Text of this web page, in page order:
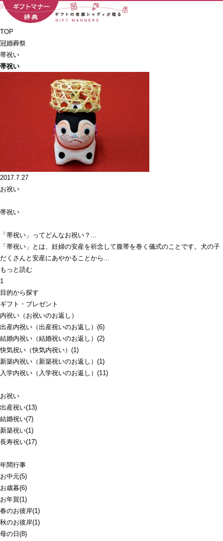
TOP
冠婚葬祭
帯祝い
帯祝い
2017.7.27
お祝い
帯祝い
「帯祝い」ってどんなお祝い？...
「帯祝い」とは、妊婦の安産を祈念して腹帯を巻く儀式のことです。犬の子
だくさんと安産にあやかることから...
もっと読む
1
目的から探す
ギフト・プレゼント
内祝い（お祝いのお返し）
出産内祝い（出産祝いのお返し）(6)
結婚内祝い（結婚祝いのお返し）(2)
快気祝い（快気内祝い）(1)
新築内祝い（新築祝いのお返し）(1)
入学内祝い（入学祝いのお返し）(11)
お祝い
出産祝い(13)
結婚祝い(7)
新築祝い(1)
長寿祝い(17)
年間行事
お中元(5)
お歳暮(6)
お年賀(1)
春のお彼岸(1)
秋のお彼岸(1)
母の日(8)